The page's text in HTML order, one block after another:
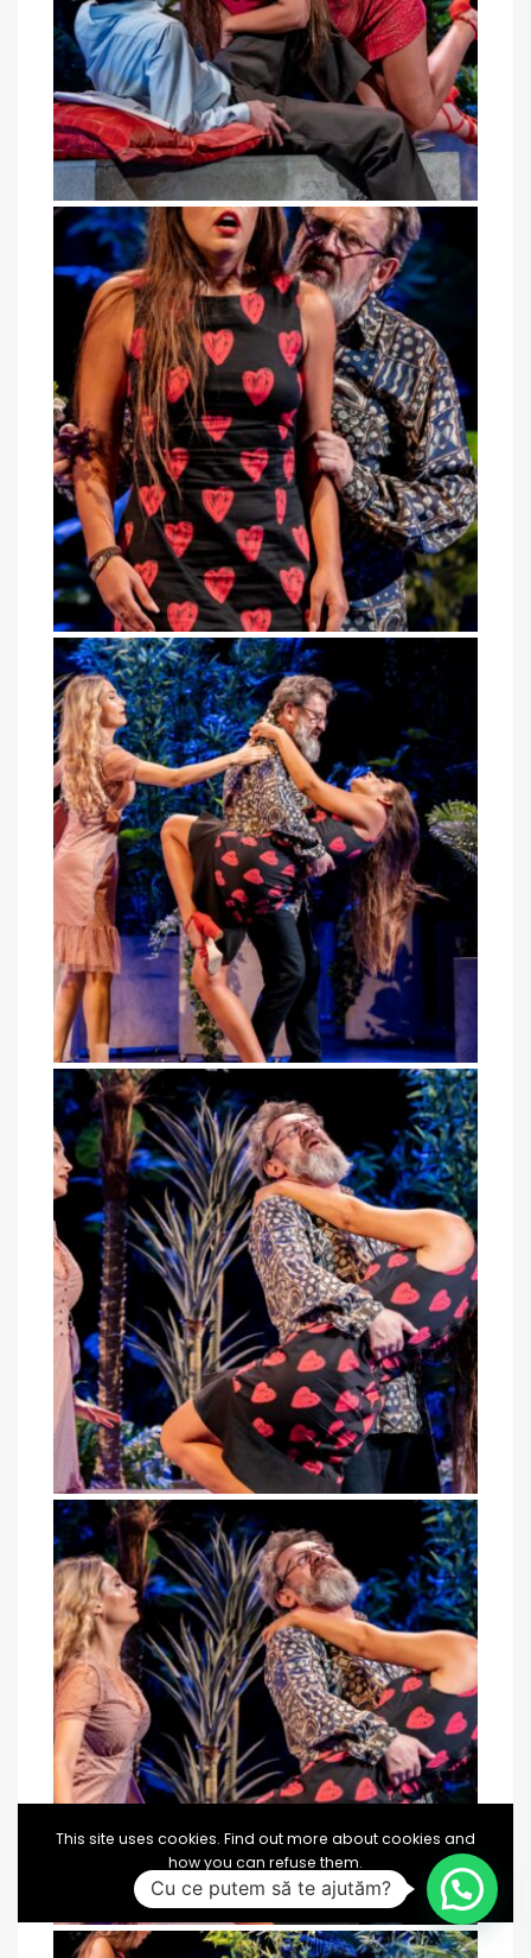
This site uses cookies. Find out more about cookies and
how you can refuse them.
I Accept
Cu ce putem să te ajutăm?